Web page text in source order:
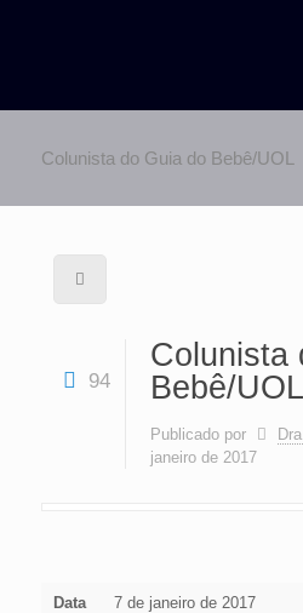
Colunista do Guia do Bebê/UOL
94
Colunista
Bebê/UOL
Publicado por
janeiro de 2017
Data 7 de janeiro de 2017